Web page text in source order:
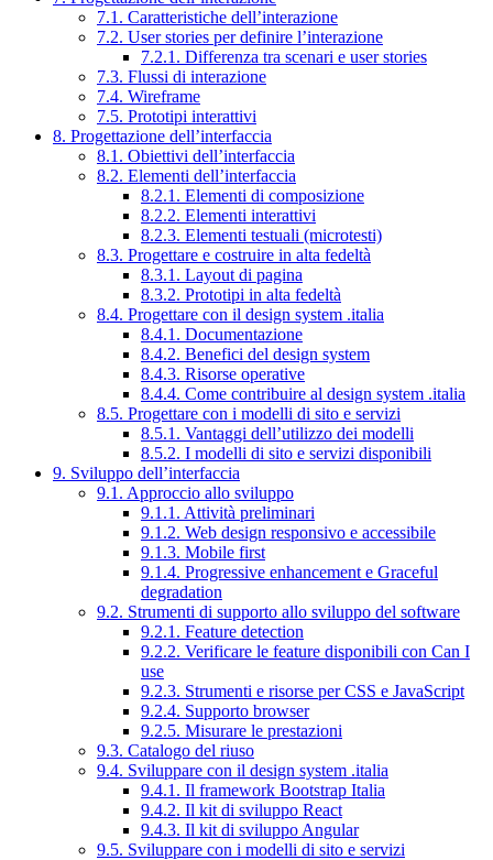
7.1. Caratteristiche dell’interazione
7.2. User stories per definire l’interazione
7.2.1. Differenza tra scenari e user stories
7.3. Flussi di interazione
7.4. Wireframe
7.5. Prototipi interattivi
8. Progettazione dell’interfaccia
8.1. Obiettivi dell’interfaccia
8.2. Elementi dell’interfaccia
8.2.1. Elementi di composizione
8.2.2. Elementi interattivi
8.2.3. Elementi testuali (microtesti)
8.3. Progettare e costruire in alta fedeltà
8.3.1. Layout di pagina
8.3.2. Prototipi in alta fedeltà
8.4. Progettare con il design system .italia
8.4.1. Documentazione
8.4.2. Benefici del design system
8.4.3. Risorse operative
8.4.4. Come contribuire al design system .italia
8.5. Progettare con i modelli di sito e servizi
8.5.1. Vantaggi dell’utilizzo dei modelli
8.5.2. I modelli di sito e servizi disponibili
9. Sviluppo dell’interfaccia
9.1. Approccio allo sviluppo
9.1.1. Attività preliminari
9.1.2. Web design responsivo e accessibile
9.1.3. Mobile first
9.1.4. Progressive enhancement e Graceful
degradation
9.2. Strumenti di supporto allo sviluppo del software
9.2.1. Feature detection
9.2.2. Verificare le feature disponibili con Can I
use
9.2.3. Strumenti e risorse per CSS e JavaScript
9.2.4. Supporto browser
9.2.5. Misurare le prestazioni
9.3. Catalogo del riuso
9.4. Sviluppare con il design system .italia
9.4.1. Il framework Bootstrap Italia
9.4.2. Il kit di sviluppo React
9.4.3. Il kit di sviluppo Angular
9.5. Sviluppare con i modelli di sito e servizi